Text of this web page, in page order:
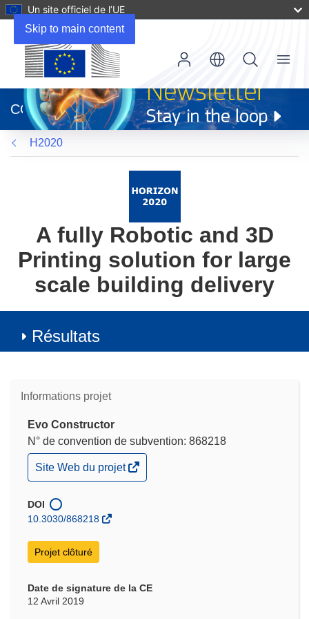
Skip to main content
Un site officiel de l’UE
dans
une
nouvelle
fenêtre)
CORDIS
Menu
H2020
A fully Robotic and 3D
Printing solution for large
scale building delivery
Résultats
Informations projet
Evo Constructor
N° de convention de subvention: 868218
(s’ouvre
dans
nouvelle
fenêtre)
Site Web du projet
DOI
10.3030/868218
Projet clôturé
Date de signature de la CE
12 Avril 2019